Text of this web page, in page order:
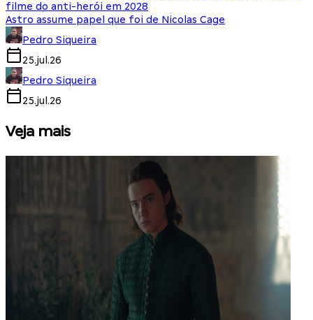
filme do anti-herói em 2028
Astro assume papel que foi de Nicolas Cage
Pedro Siqueira
25.jul.26
Pedro Siqueira
25.jul.26
Veja mais